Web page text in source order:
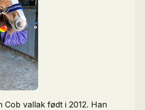
Cob vallak født i 2012. Han